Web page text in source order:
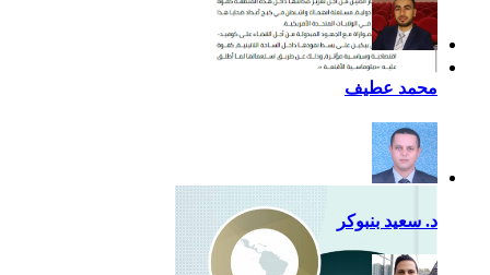
إضافية لدعم القوة الناعمة
للصين في أمريكا اللاتينية
محمد عطيف
د. سعيد بنبوكر